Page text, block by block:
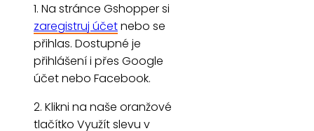
1. Na stránce Gshopper si
zaregistruj účetnebo se
přihlas. Dostupné je
přihlášení i přes Google
účet nebo Facebook.
2. Klikni na naše oranžové
tlačítko Využít slevu v